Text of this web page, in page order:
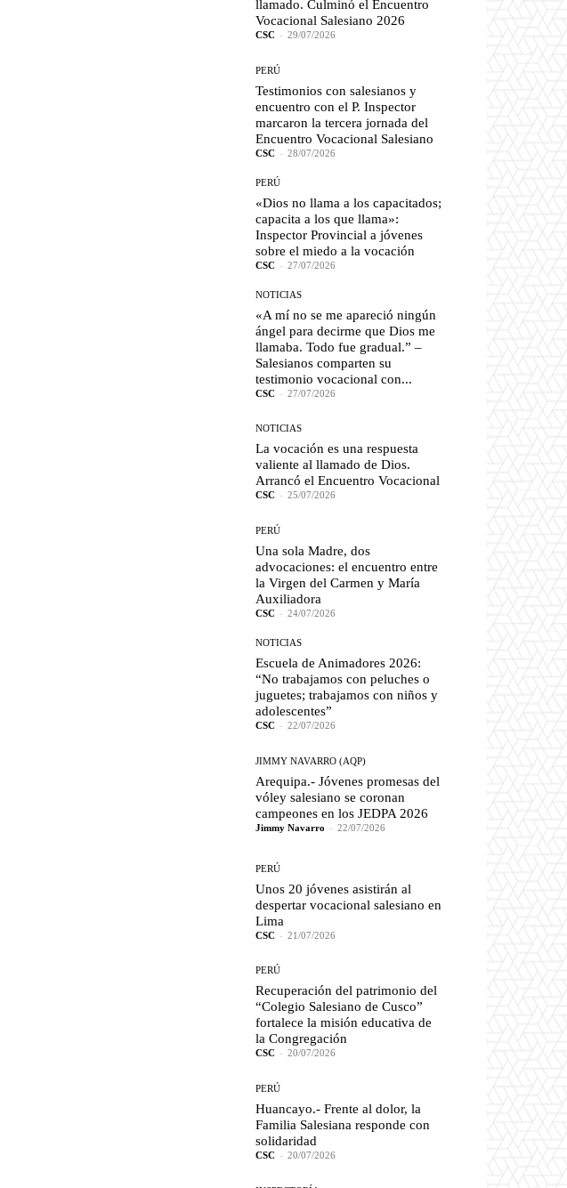
llamado. Culminó el Encuentro
Vocacional Salesiano 2026
CSC - 29/07/2026
PERÚ
Testimonios con salesianos y
encuentro con el P. Inspector
marcaron la tercera jornada del
Encuentro Vocacional Salesiano
CSC - 28/07/2026
PERÚ
«Dios no llama a los capacitados;
capacita a los que llama»:
Inspector Provincial a jóvenes
sobre el miedo a la vocación
CSC - 27/07/2026
NOTICIAS
«A mí no se me apareció ningún
ángel para decirme que Dios me
llamaba. Todo fue gradual.” –
Salesianos comparten su
testimonio vocacional con...
CSC - 27/07/2026
NOTICIAS
La vocación es una respuesta
valiente al llamado de Dios.
Arrancó el Encuentro Vocacional
CSC - 25/07/2026
PERÚ
Una sola Madre, dos
advocaciones: el encuentro entre
la Virgen del Carmen y María
Auxiliadora
CSC - 24/07/2026
NOTICIAS
Escuela de Animadores 2026:
“No trabajamos con peluches o
juguetes; trabajamos con niños y
adolescentes”
CSC - 22/07/2026
JIMMY NAVARRO (AQP)
Arequipa.- Jóvenes promesas del
vóley salesiano se coronan
campeones en los JEDPA 2026
Jimmy Navarro - 22/07/2026
PERÚ
Unos 20 jóvenes asistirán al
despertar vocacional salesiano en
Lima
CSC - 21/07/2026
PERÚ
Recuperación del patrimonio del
“Colegio Salesiano de Cusco”
fortalece la misión educativa de
la Congregación
CSC - 20/07/2026
PERÚ
Huancayo.- Frente al dolor, la
Familia Salesiana responde con
solidaridad
CSC - 20/07/2026